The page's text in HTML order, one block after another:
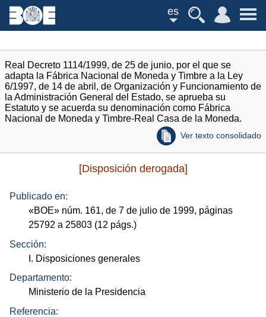
es
Real Decreto 1114/1999, de 25 de junio, por el que se
adapta la Fábrica Nacional de Moneda y Timbre a la Ley
6/1997, de 14 de abril, de Organización y Funcionamiento de
la Administración General del Estado, se aprueba su
Estatuto y se acuerda su denominación como Fábrica
Nacional de Moneda y Timbre-Real Casa de la Moneda.
Ver texto consolidado
[Disposición derogada]
Publicado en:
«BOE» núm. 161, de 7 de julio de 1999, páginas
25792 a 25803 (12 págs.)
Sección:
I. Disposiciones generales
Departamento:
Ministerio de la Presidencia
Referencia: